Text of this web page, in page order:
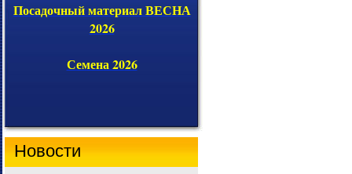
Посадочный материал ВЕСНА
2026
Семена 2026
Новости